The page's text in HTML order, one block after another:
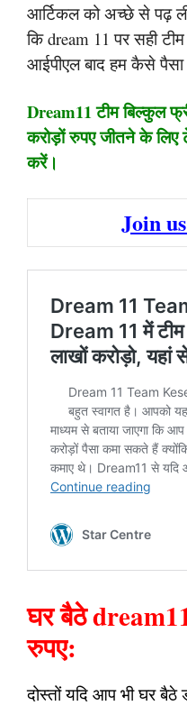
आर्टिकल को अच्छे से पढ़
कि dream 11 पर सही
आईपीएल बाद हम कैसे
Dream11 टीम बिल्कुल
करोड़ों रुपए जीतने के
करें।
Join
घर बैठे
रुपए:
दोस्तों यदि आप भी घर बैठे